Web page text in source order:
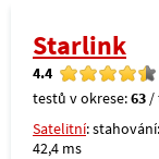
Starlink
4.4
testů v okrese:63 /
Satelitní:
42,4 ms